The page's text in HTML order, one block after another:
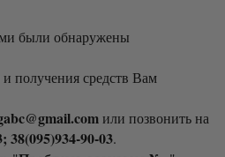
были обнаружены
получения средств Вам
или позвонить на
38(095)934-90-03.